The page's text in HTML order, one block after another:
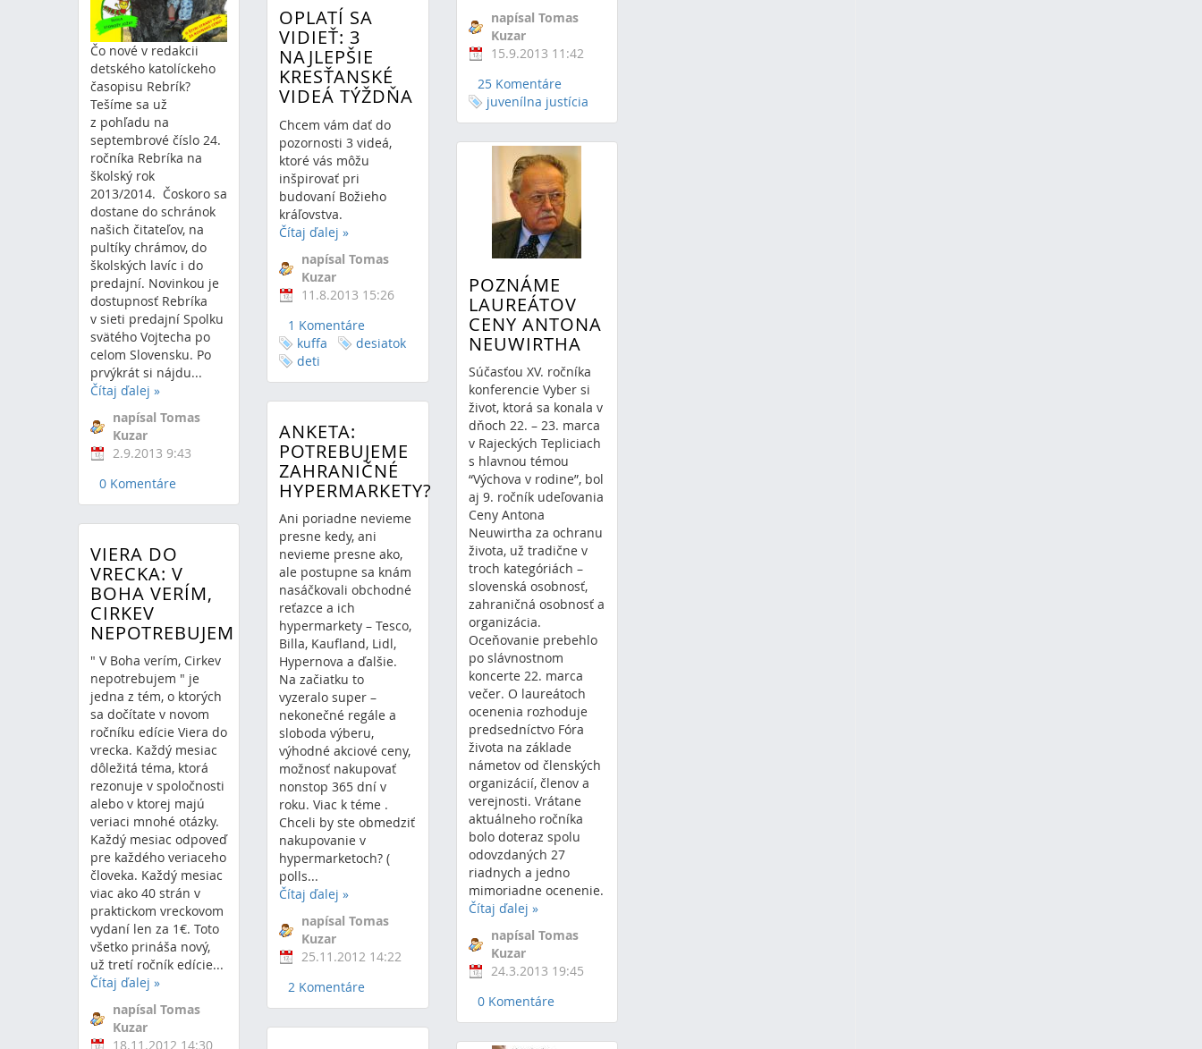
napísal Tomas
Kuzar
15.9.2013 11:42
25 Komentáre
juvenílna justícia
Čo nové v redakcii
detského katolíckeho
časopisu Rebrík?
Tešíme sa už
z pohľadu na
septembrové číslo 24.
ročníka Rebríka na
školský rok
2013/2014. Čoskoro sa
dostane do schránok
našich čitateľov, na
pultíky chrámov, do
školských lavíc i do
predajní. Novinkou je
dostupnosť Rebríka
v sieti predajní Spolku
svätého Vojtecha po
celom Slovensku. Po
prvýkrát si nájdu...
Čítaj ďalej »
napísal Tomas
Kuzar
2.9.2013 9:43
0 Komentáre
OPLATÍ SA
VIDIEŤ: 3
NAJLEPŠIE
KRESŤANSKÉ
VIDEÁ TÝŽDŇA
Chcem vám dať do
pozornosti 3 videá,
ktoré vás môžu
inšpirovať pri
budovaní Božieho
kráľovstva.
Čítaj ďalej»
napísal Tomas
Kuzar
11.8.2013 15:26
1 Komentáre
kuffa
desiatok
deti
POZNÁME
LAUREÁTOV
CENY ANTONA
NEUWIRTHA
Súčasťou XV. ročníka
konferencie Vyber si
život, ktorá sa konala v
dňoch 22. – 23. marca
v Rajeckých Tepliciach
s hlavnou témou
“Výchova v rodine”, bol
aj 9. ročník udeľovania
Ceny Antona
Neuwirtha za ochranu
života, už tradične v
troch kategóriách –
slovenská osobnosť,
zahraničná osobnosť a
organizácia.
Oceňovanie prebehlo
po slávnostnom
koncerte 22. marca
večer. O laureátoch
ocenenia rozhoduje
predsedníctvo Fóra
života na základe
námetov od členských
organizácií, členov a
verejnosti. Vrátane
aktuálneho ročníka
bolo doteraz spolu
odovzdaných 27
riadnych a jedno
mimoriadne ocenenie.
Čítaj ďalej »
napísal Tomas
Kuzar
24.3.2013 19:45
0 Komentáre
ANKETA:
POTREBUJEME
ZAHRANIČNÉ
HYPERMARKETY?
Ani poriadne nevieme
presne kedy, ani
nevieme presne ako,
ale postupne sa knám
nasáčkovali obchodné
reťazce a ich
hypermarkety – Tesco,
Billa, Kaufland, Lidl,
Hypernova a ďalšie.
Na začiatku to
vyzeralo super –
nekonečné regále a
sloboda výberu,
výhodné akciové ceny,
možnosť nakupovať
nonstop 365 dní v
roku. Viac k téme .
Chceli by ste obmedziť
nakupovanie v
hypermarketoch? (
polls...
Čítaj ďalej»
napísal Tomas
Kuzar
25.11.2012 14:22
2 Komentáre
VIERA DO
VRECKA: V
BOHA VERÍM,
CIRKEV
NEPOTREBUJEM
" V Boha verím, Cirkev
nepotrebujem " je
jedna z tém, o ktorých
sa dočítate v novom
ročníku edície Viera do
vrecka. Každý mesiac
dôležitá téma, ktorá
rezonuje v spoločnosti
alebo v ktorej majú
veriaci mnohé otázky.
Každý mesiac odpoveď
pre každého veriaceho
človeka. Každý mesiac
viac ako 40 strán v
praktickom vreckovom
vydaní len za 1€. Toto
všetko prináša nový,
už tretí ročník edície...
Čítaj ďalej »
napísal Tomas
Kuzar
18.11.2012 14:30